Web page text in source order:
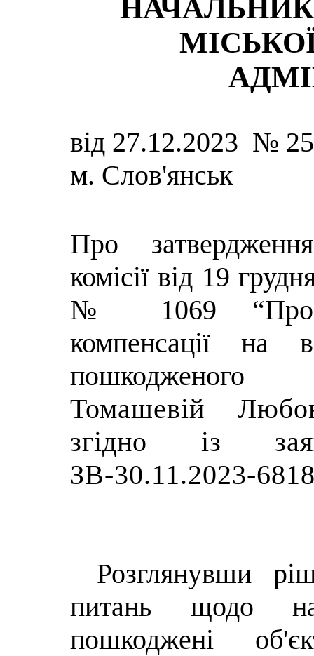
від 27.12.2023 №
м. Слов'янськ
Про
комісії від 19
№ 1069 “Про
компенсації на
Томашевій
згідно із
ЗВ-30.11.2023-
Розглянувши
питань щодо
пошкоджені